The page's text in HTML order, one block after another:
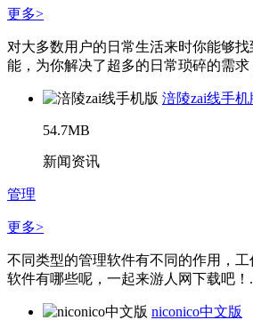
更多>
对大多数用户的日常生活来时你能够
能，为你解决了超多的日常琐碎的需
涪陵zai线手机
54.7MB
新闻资讯
管理
更多>
不同类型的管理软件有不同的作用，
软件有哪些呢，一起来游人网下载吧！
niconico中文版